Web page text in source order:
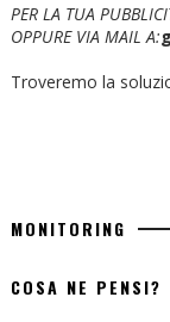
PER LA TUA
OPPURE VIA MAIL A:
Troveremo la
MONITORING
COSA NE PENSI?